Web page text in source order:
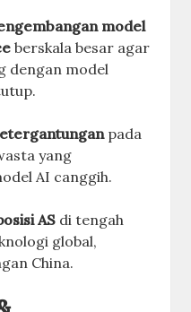
model
berskala besar agar
dengan model
pada
yang
AI canggih.
AS di tengah
global,
China.